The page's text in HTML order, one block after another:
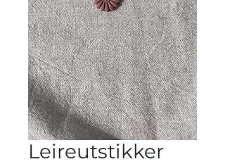
Leireutstikker